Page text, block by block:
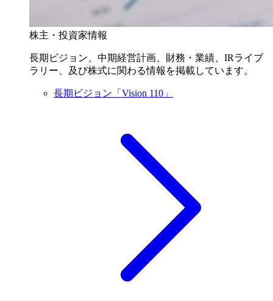
株主・投資家情報
長期ビジョン、中期経営計画、財務・業績、IRライブ
ラリー、及び株式に関わる情報を掲載しています。
長期ビジョン「Vision 110」